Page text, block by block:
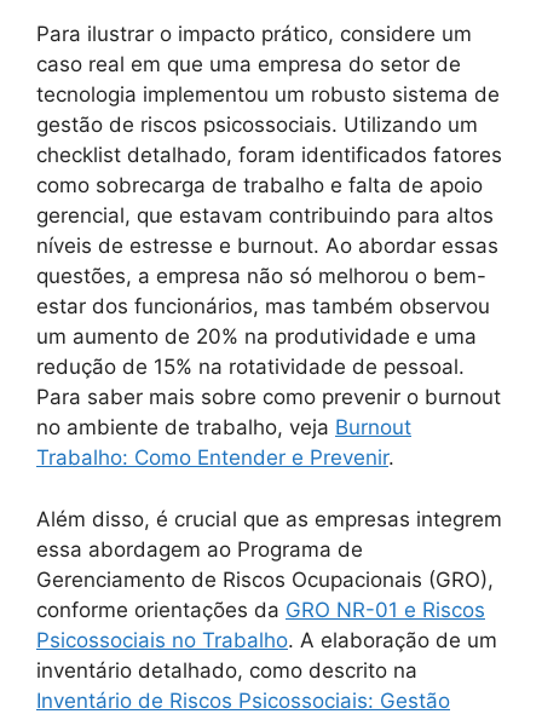
Para ilustrar o impacto prático, considere um
caso real em que uma empresa do setor de
tecnologia implementou um robusto sistema de
gestão de riscos psicossociais. Utilizando um
checklist detalhado, foram identificados fatores
como sobrecarga de trabalho e falta de apoio
gerencial, que estavam contribuindo para altos
níveis de estresse e burnout. Ao abordar essas
questões, a empresa não só melhorou o bem-
estar dos funcionários, mas também observou
um aumento de 20% na produtividade e uma
redução de 15% na rotatividade de pessoal.
Para saber mais sobre como prevenir o burnout
no ambiente de trabalho, veja Burnout
Trabalho: Como Entender e Prevenir.
Além disso, é crucial que as empresas integrem
essa abordagem ao Programa de
Gerenciamento de Riscos Ocupacionais (GRO),
conforme orientações da GRO NR-01 e Riscos
Psicossociais no Trabalho. A elaboração de um
inventário detalhado, como descrito na
Inventário de Riscos Psicossociais: Gestão